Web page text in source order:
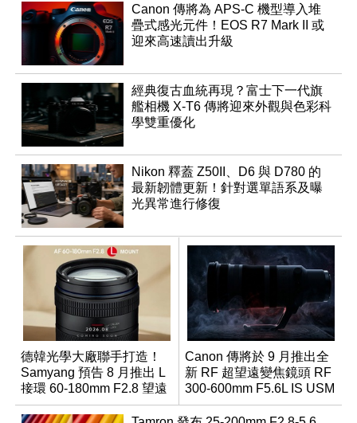
Canon 傳將為 APS-C 機型導入堆
疊式感光元件！EOS R7 Mark II 或
迎來高速讀出升級
經典復古血統再現？富士下一代旗
艦相機 X-T6 傳將迎來外觀與色彩科
學雙重優化
Nikon 釋蓋 Z50II、D6 與 D780 的
最新韌體更新！針對選單語系及曝
光異常進行修復
德韓光學大廠聯手打造！
Samyang 預告 8 月推出 L
接環 60-180mm F2.8 望遠
變焦鏡
Canon 傳將於 9 月推出全
新 RF 超望遠變焦鏡頭 RF
300-600mm F5.6L IS USM